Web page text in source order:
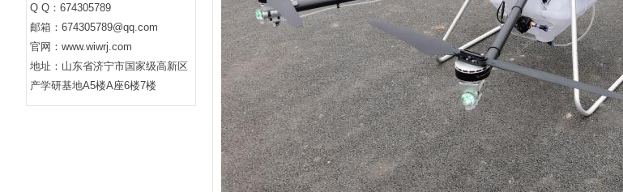
Q Q：674305789
邮箱：674305789@qq.com
官网：www.wiwrj.com
地址：山东省济宁市国家级高新区
产学研基地A5楼A座6楼7楼